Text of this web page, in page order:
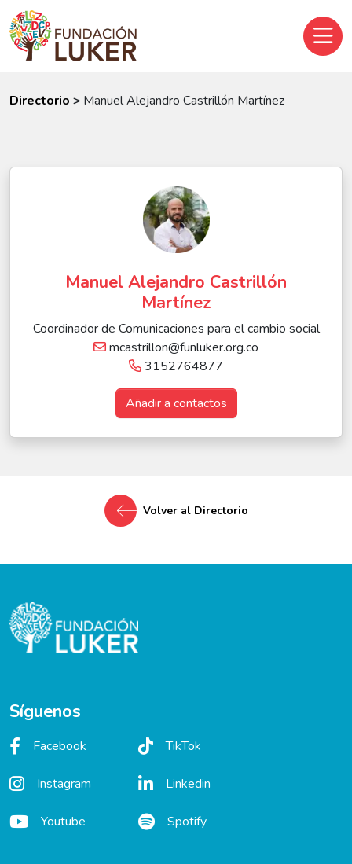
Skip to main content
Directorio > Manuel Alejandro Castrillón Martínez
Manuel Alejandro Castrillón
Martínez
Coordinador de Comunicaciones para el cambio social
mcastrillon@funluker.org.co
3152764877
Añadir a contactos
Volver al Directorio
Síguenos
Facebook
Instagram
Youtube
TikTok
Linkedin
Spotify